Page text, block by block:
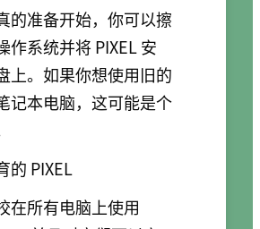
的准备开始，你可以擦
作系统并将 PIXEL 安
上。如果你想使用旧的
记本电脑，这可能是个
的 PIXEL
在所有电脑上使用